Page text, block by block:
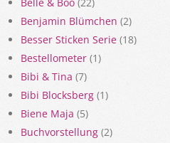
Belle & Boo (22)
Benjamin Blümchen (2)
Besser Sticken Serie (18)
Bestellometer (1)
Bibi & Tina (7)
Bibi Blocksberg (1)
Biene Maja (5)
Buchvorstellung (2)